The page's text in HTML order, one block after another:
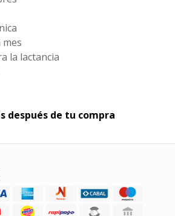
mes
la lactancia
después de tu compra